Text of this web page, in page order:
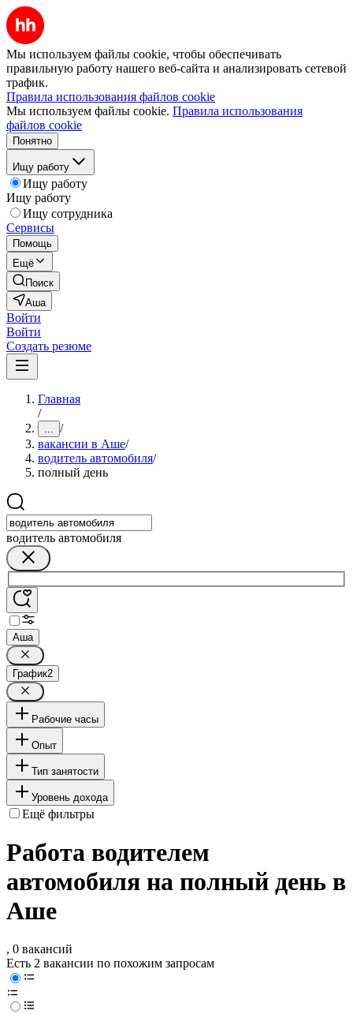
Мы используем файлы cookie, чтобы обеспечивать
правильную работу нашего веб-сайта и анализировать сетевой
трафик.
Правила использования файлов cookie
Мы используем файлы cookie. Правила использования
файлов cookie
Понятно
Ищу работу
Ищу работу
Ищу работу
Ищу сотрудника
Сервисы
Помощь
Ещё
Поиск
Аша
Войти
Войти
Создать резюме
Главная
/
... /
вакансии в Аше/
водитель автомобиля/
полный день
водитель автомобиля
Аша
График2
Рабочие часы
Опыт
Тип занятости
Уровень дохода
Ещё фильтры
Работа водителем
автомобиля на полный день в
Аше
, 0 вакансий
Есть 2 вакансии по похожим запросам